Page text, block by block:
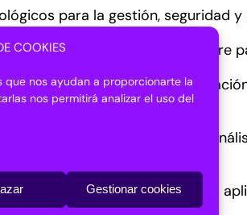
COOKIES
que nos ayudan a proporcionarte la
nos permitirá analizar el uso del
Gestionar cookies
para la gestión, seguridad
y desarrollo de software
líderes, facilitando la
de soluciones para
y soluciones tecnológicas